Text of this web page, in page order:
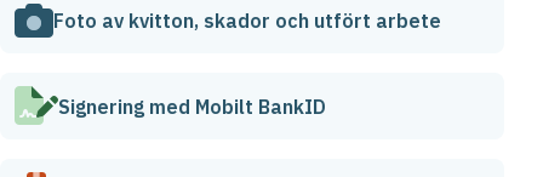
Foto av kvitton, skador och utfört arbete
Signering med Mobilt BankID